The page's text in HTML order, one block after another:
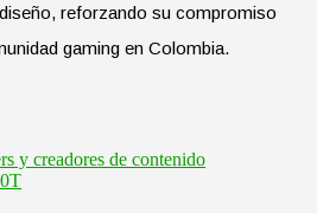
reforzando su compromiso
gaming en Colombia.
y creadores de contenido